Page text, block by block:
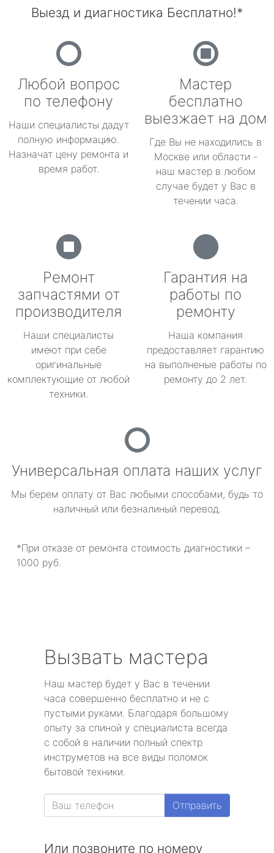
Выезд и диагностика Бесплатно!*
Любой вопрос
по телефону
Наши специалисты дадут
полную информацию.
Назначат цену ремонта и
время работ.
Мастер
бесплатно
выезжает на дом
Где Вы не находились в
Москве или области -
наш мастер в любом
случае будет у Вас в
течении часа.
Ремонт
запчастями от
производителя
Наши специалисты
имеют при себе
оригинальные
комплектующие от любой
техники.
Гарантия на
работы по
ремонту
Наша компания
предоставляет гарантию
на выполненые работы по
ремонту до 2 лет.
Универсальная оплата наших услуг
Мы берем оплату от Вас любыми способами, будь то
наличный или безналиный перевод.
*При отказе от ремонта стоимость диагностики –
1000 руб.
Вызвать мастера
Наш мастер будет у Вас в течении
часа совершенно бесплатно и не с
пустыми руками. Благодаря большому
опыту за спиной у специалиста всегда
с собой в наличии полный спектр
инструметов на все виды поломок
бытовой техники.
Отправить
Или позвоните по номеру